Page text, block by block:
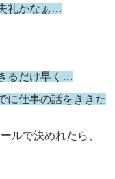
礼かなぁ…
るだけ早く…
に仕事の話をききた
ルで決めれたら、